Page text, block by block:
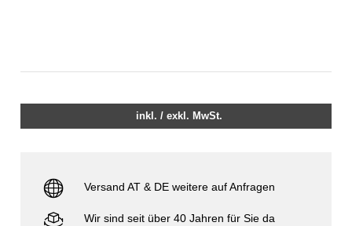
inkl. / exkl. MwSt.
Versand AT & DE weitere auf Anfragen
Wir sind seit über 40 Jahren für Sie da